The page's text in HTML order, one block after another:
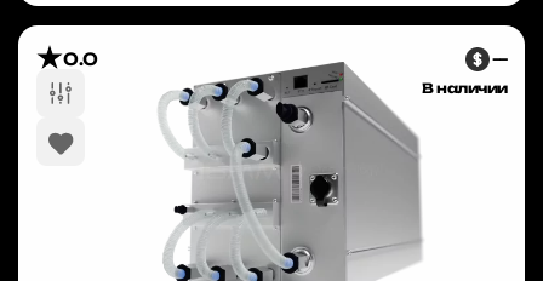
—
В наличии
0.0